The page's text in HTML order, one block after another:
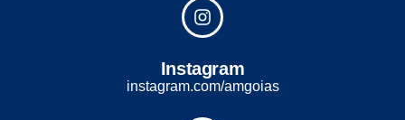
Instagram
instagram.com/amgoias